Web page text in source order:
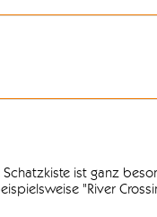
ist ganz
"River